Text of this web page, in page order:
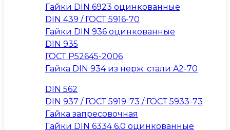
Гайки DIN 6923 оцинкованные
DIN 439 / ГОСТ 5916-70
Гайки DIN 936 оцинкованные
DIN 935
ГОСТ Р52645-2006
Гайка DIN 934 из нерж. стали A2-70
DIN 562
DIN 937 / ГОСТ 5919-73 / ГОСТ 5933-73
Гайка запресовочная
Гайки DIN 6334 6.0 оцинкованные